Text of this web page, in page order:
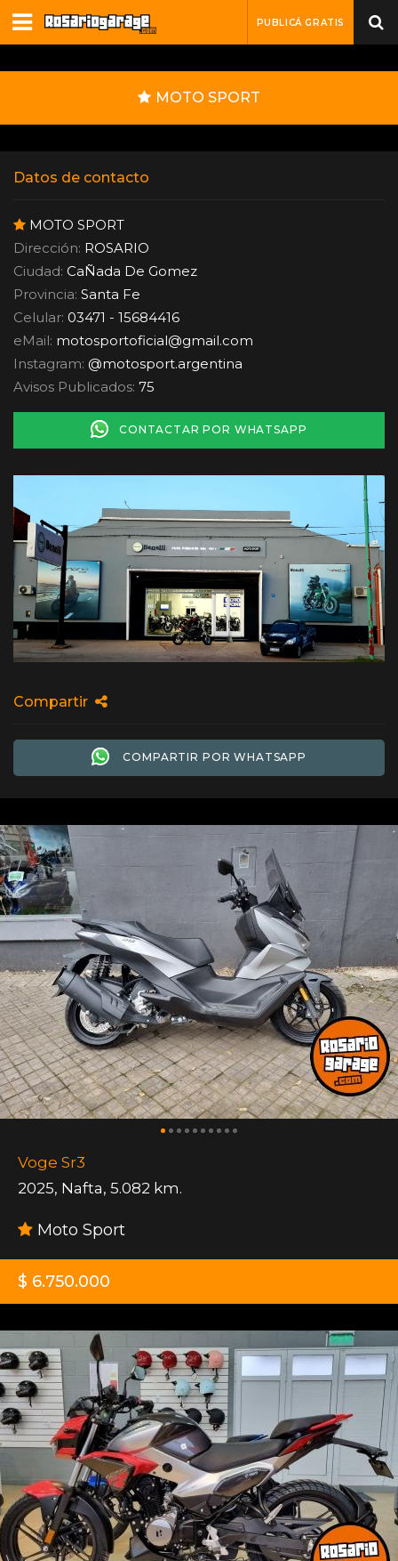
PUBLICÁ GRATIS
MOTO SPORT
Datos de contacto
MOTO SPORT
Dirección: ROSARIO
Ciudad: CaÑada De Gomez
Provincia: Santa Fe
Celular: 03471 - 15684416
eMail: motosportoficial@gmail.com
Instagram: @motosport.argentina
Avisos Publicados: 75
CONTACTAR POR WHATSAPP
Compartir
COMPARTIR POR WHATSAPP
Voge Sr3
2025, Nafta, 5.082 km.
Moto Sport
$ 6.750.000